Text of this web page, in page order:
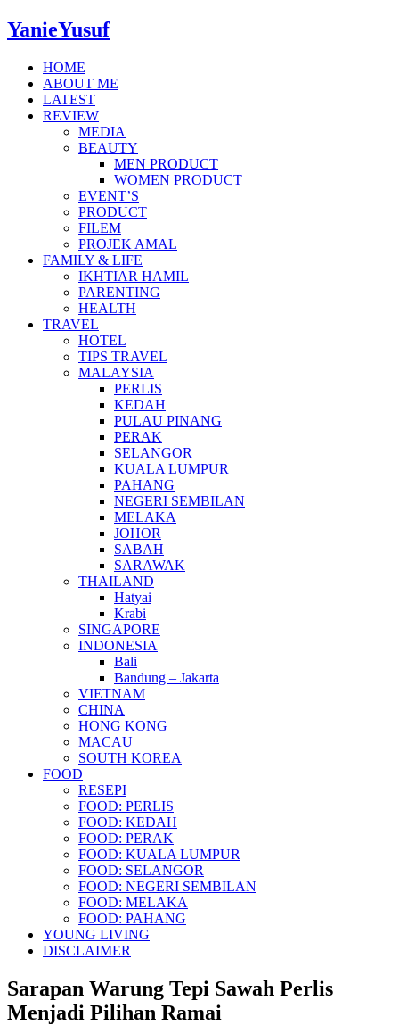
YanieYusuf
HOME
ABOUT ME
LATEST
REVIEW
MEDIA
BEAUTY
MEN PRODUCT
WOMEN PRODUCT
EVENT’S
PRODUCT
FILEM
PROJEK AMAL
FAMILY & LIFE
IKHTIAR HAMIL
PARENTING
HEALTH
TRAVEL
HOTEL
TIPS TRAVEL
MALAYSIA
PERLIS
KEDAH
PULAU PINANG
PERAK
SELANGOR
KUALA LUMPUR
PAHANG
NEGERI SEMBILAN
MELAKA
JOHOR
SABAH
SARAWAK
THAILAND
Hatyai
Krabi
SINGAPORE
INDONESIA
Bali
Bandung – Jakarta
VIETNAM
CHINA
HONG KONG
MACAU
SOUTH KOREA
FOOD
RESEPI
FOOD: PERLIS
FOOD: KEDAH
FOOD: PERAK
FOOD: KUALA LUMPUR
FOOD: SELANGOR
FOOD: NEGERI SEMBILAN
FOOD: MELAKA
FOOD: PAHANG
YOUNG LIVING
DISCLAIMER
Sarapan Warung Tepi Sawah Perlis
Menjadi Pilihan Ramai